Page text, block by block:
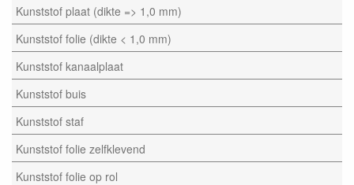
Kunststof plaat (dikte => 1,0 mm)
Kunststof folie (dikte < 1,0 mm)
Kunststof kanaalplaat
Kunststof buis
Kunststof staf
Kunststof folie zelfklevend
Kunststof folie op rol